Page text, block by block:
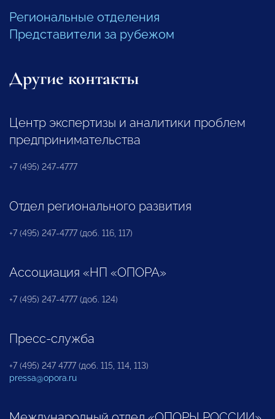
Региональные отделения
Представители за рубежом
Другие контакты
Центр экспертизы и аналитики проблем
предпринимательства
+7 (495) 247-4777
Отдел регионального развития
+7 (495) 247-4777 (доб. 116, 117)
Ассоциация «НП «ОПОРА»
+7 (495) 247-4777 (доб. 124)
Пресс-служба
+7 (495) 247 4777 (доб. 115, 114, 113)
pressa@opora.ru